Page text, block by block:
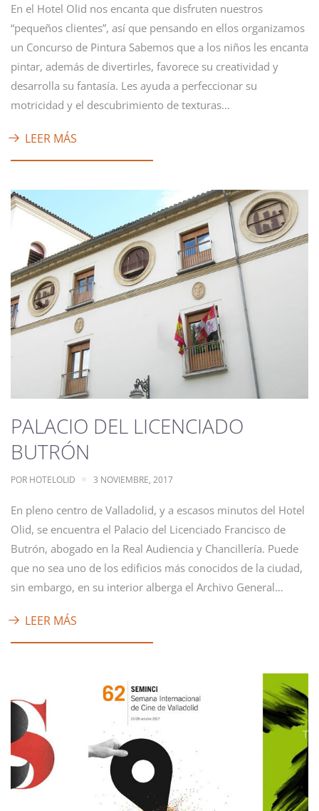
En el Hotel Olid nos encanta que disfruten nuestros
“pequeños clientes”, así que pensando en ellos organizamos
un Concurso de Pintura Sabemos que a los niños les encanta
pintar, además de divertirles, favorece su creatividad y
desarrolla su fantasía. Les ayuda a perfeccionar su
motricidad y el descubrimiento de texturas…
LEER MÁS
PALACIO DEL LICENCIADO
BUTRÓN
POR HOTELOLID 3 NOVIEMBRE, 2017
En pleno centro de Valladolid, y a escasos minutos del Hotel
Olid, se encuentra el Palacio del Licenciado Francisco de
Butrón, abogado en la Real Audiencia y Chancillería. Puede
que no sea uno de los edificios más conocidos de la ciudad,
sin embargo, en su interior alberga el Archivo General…
LEER MÁS